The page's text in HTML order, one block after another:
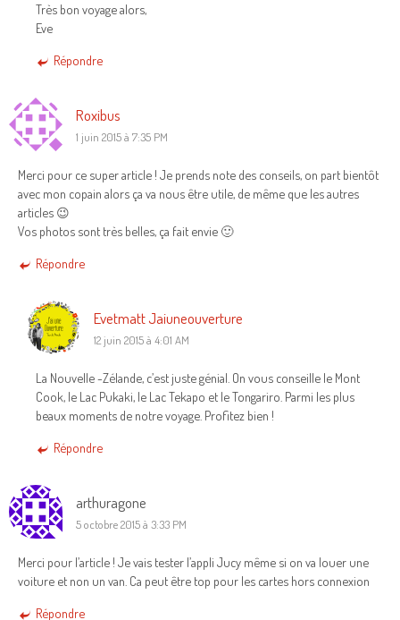
Très bon voyage alors,
Eve
Répondre
Roxibus
1 juin 2015 à 7:35 PM
Merci pour ce super article ! Je prends note des conseils, on part bientôt
avec mon copain alors ça va nous être utile, de même que les autres
articles 😉
Vos photos sont très belles, ça fait envie 🙂
Répondre
Evetmatt Jaiuneouverture
12 juin 2015 à 4:01 AM
La Nouvelle -Zélande, c’est juste génial. On vous conseille le Mont
Cook, le Lac Pukaki, le Lac Tekapo et le Tongariro. Parmi les plus
beaux moments de notre voyage. Profitez bien !
Répondre
arthuragone
5 octobre 2015 à 3:33 PM
Merci pour l’article ! Je vais tester l’appli Jucy même si on va louer une
voiture et non un van. Ca peut être top pour les cartes hors connexion
Répondre